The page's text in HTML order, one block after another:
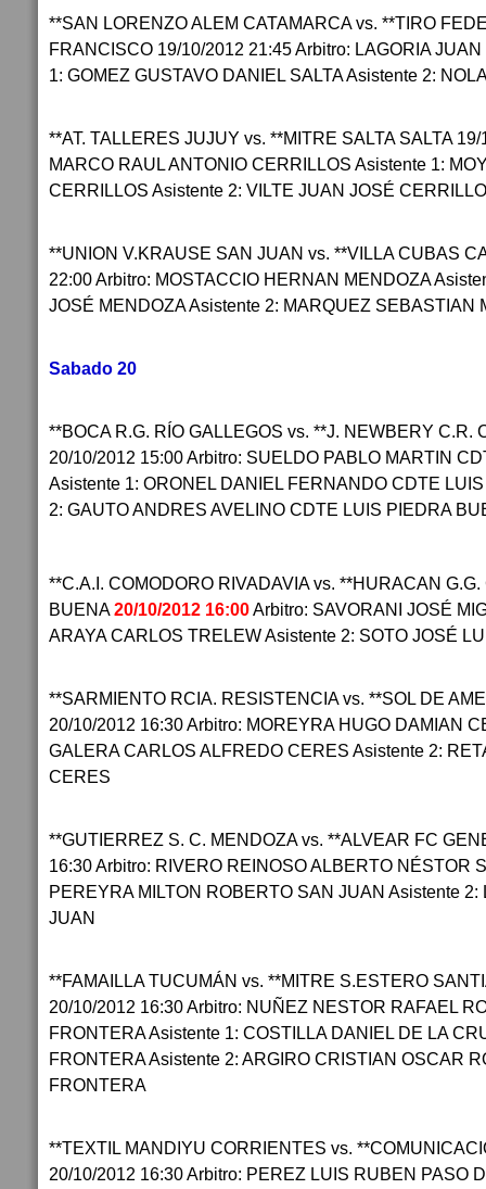
**SAN LORENZO ALEM CATAMARCA vs. **TIRO
FRANCISCO 19/10/2012 21:45 Arbitro: LAGORIA
1: GOMEZ GUSTAVO DANIEL SALTA Asistente 2:
**AT. TALLERES JUJUY vs. **MITRE SALTA SALTA
MARCO RAUL ANTONIO CERRILLOS Asistente 1:
CERRILLOS Asistente 2: VILTE JUAN JOSÉ
**UNION V.KRAUSE SAN JUAN vs. **VILLA CUBAS
22:00 Arbitro: MOSTACCIO HERNAN MENDOZA
JOSÉ MENDOZA Asistente 2: MARQUEZ SEBASTIAN
Sabado 20
**BOCA R.G. RÍO GALLEGOS vs. **J. NEWBERY C.R.
20/10/2012 15:00 Arbitro: SUELDO PABLO MARTIN
Asistente 1: ORONEL DANIEL FERNANDO CDTE
2: GAUTO ANDRES AVELINO CDTE LUIS PIEDRA
**C.A.I. COMODORO RIVADAVIA vs. **HURACAN
BUENA20/10/2012 16:00Arbitro: SAVORANI JOSÉ
ARAYA CARLOS TRELEW Asistente 2: SOTO JOSÉ
**SARMIENTO RCIA. RESISTENCIA vs. **SOL DE
20/10/2012 16:30 Arbitro: MOREYRA HUGO DAMIAN
GALERA CARLOS ALFREDO CERES Asistente 2:
CERES
**GUTIERREZ S. C. MENDOZA vs. **ALVEAR FC
16:30 Arbitro: RIVERO REINOSO ALBERTO NÉSTOR
PEREYRA MILTON ROBERTO SAN JUAN Asistente 2:
JUAN
**FAMAILLA TUCUMÁN vs. **MITRE S.ESTERO
20/10/2012 16:30 Arbitro: NUÑEZ NESTOR RAFAEL
FRONTERA Asistente 1: COSTILLA DANIEL DE LA
FRONTERA Asistente 2: ARGIRO CRISTIAN OSCAR
FRONTERA
**TEXTIL MANDIYU CORRIENTES vs.
20/10/2012 16:30 Arbitro: PEREZ LUIS RUBEN PASO